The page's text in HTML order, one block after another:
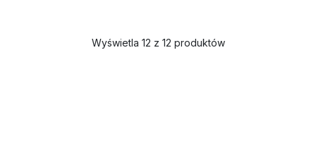
Wyświetla 12 z 12 produktów